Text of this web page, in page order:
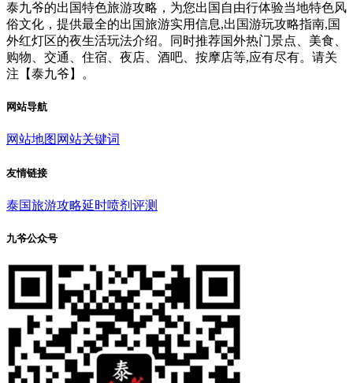
泰九爷的出国特色旅游攻略，为您出国自由行体验当地特色风
俗文化，提供最全的出国旅游实用信息,出国游玩攻略指南,国
外红灯区的夜生活玩法介绍。同时推荐国外热门景点、美食、
购物、交通、住宿、夜店、酒吧、按摩店等,应有尽有。请关
注【泰九爷】。
网站导航
网站地图 网站关键词
友情链接
泰国旅游攻略延时喷剂评测
九爷公众号